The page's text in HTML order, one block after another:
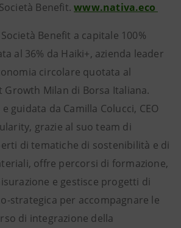
Benefit.www.nativa.eco
Benefit a capitale 100%
al 36% da Haiki+, azienda leader
circolare quotata al
Growth Milan di Borsa Italiana.
guidata da Camilla Colucci, CEO
grazie al suo team di
di tematiche di sostenibilità e di
offre percorsi di formazione,
e gestisce progetti di
strategica per accompagnare le
di integrazione della